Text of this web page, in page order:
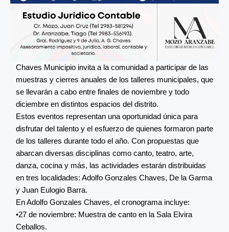
Chaves Municipio invita a la comunidad a participar de las
muestras y cierres anuales de los talleres municipales, que
se llevarán a cabo entre finales de noviembre y todo
diciembre en distintos espacios del distrito.
Estos eventos representan una oportunidad única para
disfrutar del talento y el esfuerzo de quienes formaron parte
de los talleres durante todo el año. Con propuestas que
abarcan diversas disciplinas como canto, teatro, arte,
danza, cocina y más, las actividades estarán distribuidas
en tres localidades: Adolfo Gonzales Chaves, De la Garma
y Juan Eulogio Barra.
En Adolfo Gonzales Chaves, el cronograma incluye:
•27 de noviembre: Muestra de canto en la Sala Elvira
Ceballos.